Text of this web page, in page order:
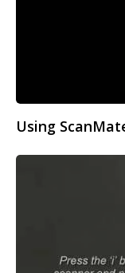
Using